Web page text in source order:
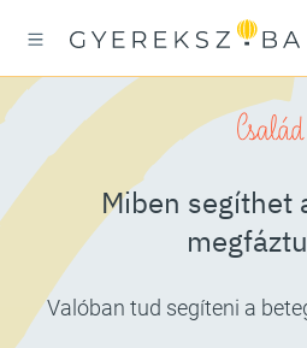
Család
Miben segíthet
Valóban tud segíteni a